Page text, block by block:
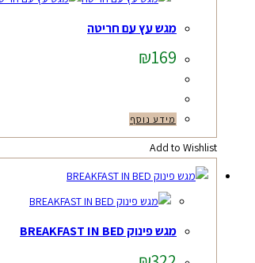
מגש עץ עם חריטה
₪169
מידע נוסף
Add to Wishlist
מגש פינוק BREAKFAST IN BED